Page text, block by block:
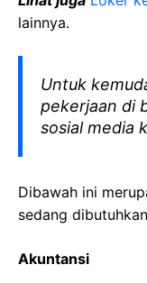
lainnya.
Untuk
pekerjaan di
sosial media
Dibawah ini
sedang
Akuntansi